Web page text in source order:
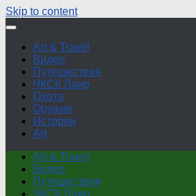
Skip to content
Art & Travel
Видео
Путешествия
ЧКСК Лаир
Охота
Оружие
Истории
Art
Art & Travel
Видео
Путешествия
ЧКСК Лаир